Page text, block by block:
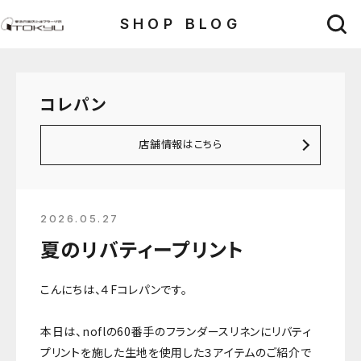
SHOP BLOG
コレパン
店舗情報はこちら
2026.05.27
夏のリバティープリント
こんにちは、４Fコレパンです。
本日は、noflの60番手のフランダースリネンにリバティ
プリントを施した生地を使用した３アイテムのご紹介で